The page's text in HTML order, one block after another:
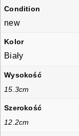
Condition
new
Kolor
Biały
Wysokość
15.3cm
Szerokość
12.2cm